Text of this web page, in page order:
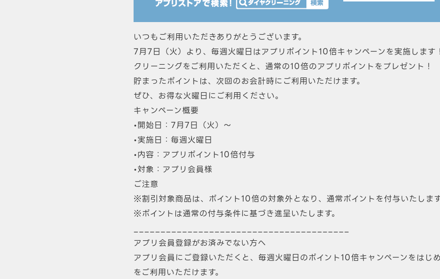
いつもご利用いただきありがとうございます。
7月7日（火）より、毎週火曜日はアプリポイント10倍キャンペーンを実施します
クリーニングをご利用いただくと、通常の10倍のアプリポイントをプレゼント！
貯まったポイントは、次回のお会計時にご利用いただけます。
ぜひ、お得な火曜日にご利用ください。
キャンペーン概要
•開始日：7月7日（火）～
•実施日：毎週火曜日
•内容：アプリポイント10倍付与
•対象：アプリ会員様
ご注意
※割引対象商品は、ポイント10倍の対象外となり、通常ポイントを付与いたしま
※ポイントは通常の付与条件に基づき進呈いたします。
________________________________________
アプリ会員登録がお済みでない方へ
アプリ会員にご登録いただくと、毎週火曜日のポイント10倍キャンペーンをはじ
をご利用いただけます。